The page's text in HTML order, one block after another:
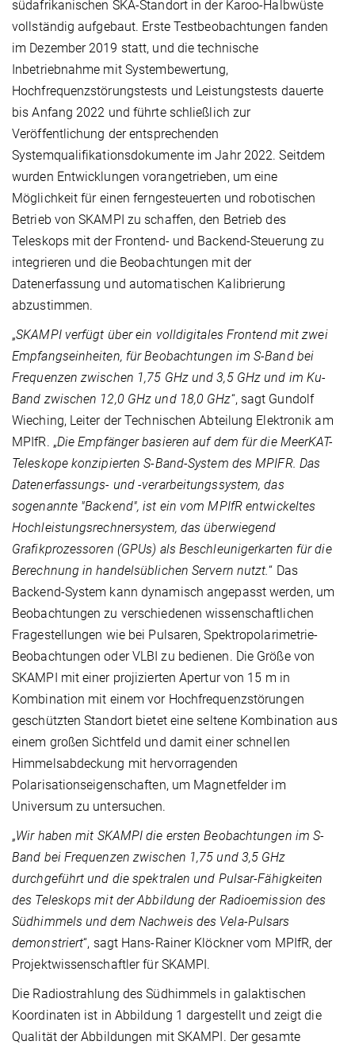
südafrikanischen SKA-Standort in der Karoo-Halbwüste
vollständig aufgebaut. Erste Testbeobachtungen fanden
im Dezember 2019 statt, und die technische
Inbetriebnahme mit Systembewertung,
Hochfrequenzstörungstests und Leistungstests dauerte
bis Anfang 2022 und führte schließlich zur
Veröffentlichung der entsprechenden
Systemqualifikationsdokumente im Jahr 2022. Seitdem
wurden Entwicklungen vorangetrieben, um eine
Möglichkeit für einen ferngesteuerten und robotischen
Betrieb von SKAMPI zu schaffen, den Betrieb des
Teleskops mit der Frontend- und Backend-Steuerung zu
integrieren und die Beobachtungen mit der
Datenerfassung und automatischen Kalibrierung
abzustimmen.
„SKAMPI verfügt über ein volldigitales Frontend mit zwei
Empfangseinheiten, für Beobachtungen im S-Band bei
Frequenzen zwischen 1,75 GHz und 3,5 GHz und im Ku-
Band zwischen 12,0 GHz und 18,0 GHz“, sagt Gundolf
Wieching, Leiter der Technischen Abteilung Elektronik am
MPIfR. „Die Empfänger basieren auf dem für die MeerKAT-
Teleskope konzipierten S-Band-System des MPIFR. Das
Datenerfassungs- und -verarbeitungssystem, das
sogenannte "Backend", ist ein vom MPIfR entwickeltes
Hochleistungsrechnersystem, das überwiegend
Grafikprozessoren (GPUs) als Beschleunigerkarten für die
Berechnung in handelsüblichen Servern nutzt.“ Das
Backend-System kann dynamisch angepasst werden, um
Beobachtungen zu verschiedenen wissenschaftlichen
Fragestellungen wie bei Pulsaren, Spektropolarimetrie-
Beobachtungen oder VLBI zu bedienen. Die Größe von
SKAMPI mit einer projizierten Apertur von 15 m in
Kombination mit einem vor Hochfrequenzstörungen
geschützten Standort bietet eine seltene Kombination aus
einem großen Sichtfeld und damit einer schnellen
Himmelsabdeckung mit hervorragenden
Polarisationseigenschaften, um Magnetfelder im
Universum zu untersuchen.
„Wir haben mit SKAMPI die ersten Beobachtungen im S-
Band bei Frequenzen zwischen 1,75 und 3,5 GHz
durchgeführt und die spektralen und Pulsar-Fähigkeiten
des Teleskops mit der Abbildung der Radioemission des
Südhimmels und dem Nachweis des Vela-Pulsars
demonstriert“, sagt Hans-Rainer Klöckner vom MPIfR, der
Projektwissenschaftler für SKAMPI.
Die Radiostrahlung des Südhimmels in galaktischen
Koordinaten ist in Abbildung 1 dargestellt und zeigt die
Qualität der Abbildungen mit SKAMPI. Der gesamte